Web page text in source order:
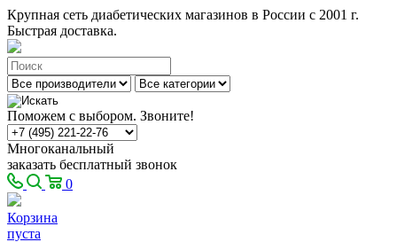
Крупная сеть диабетических магазинов в России с 2001 г.
Быстрая доставка.
Поможем с выбором. Звоните!
Многоканальный
заказать бесплатный звонок
0
Корзина
пуста